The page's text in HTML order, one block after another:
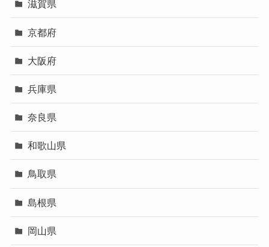
滋賀県
京都府
大阪府
兵庫県
奈良県
和歌山県
鳥取県
島根県
岡山県